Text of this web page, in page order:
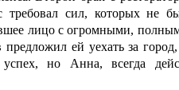
требовал сил, которых не
лицо с огромными,
ей уехать за
но Анна, всегда